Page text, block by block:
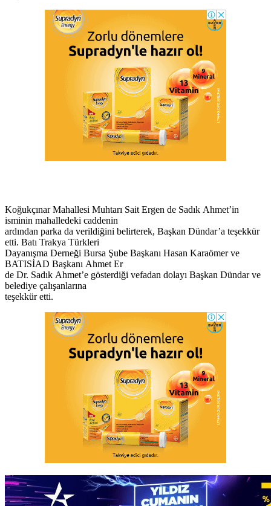
Koğukçınar Mahallesi Muhtarı Sait Ergen de Sadık Ahmet’in
isminin mahalledeki caddenin
ardından parka da verildiğini belirterek, Başkan Dündar’a teşekkür
etti. Batı Trakya Türkleri
Dayanışma Derneği Bursa Şube Başkanı Hasan Karaömer ve
BATISİAD Başkanı Ahmet Er
de Dr. Sadık Ahmet’e gösterdiği vefadan dolayı Başkan Dündar ve
belediye çalışanlarına
teşekkür etti.